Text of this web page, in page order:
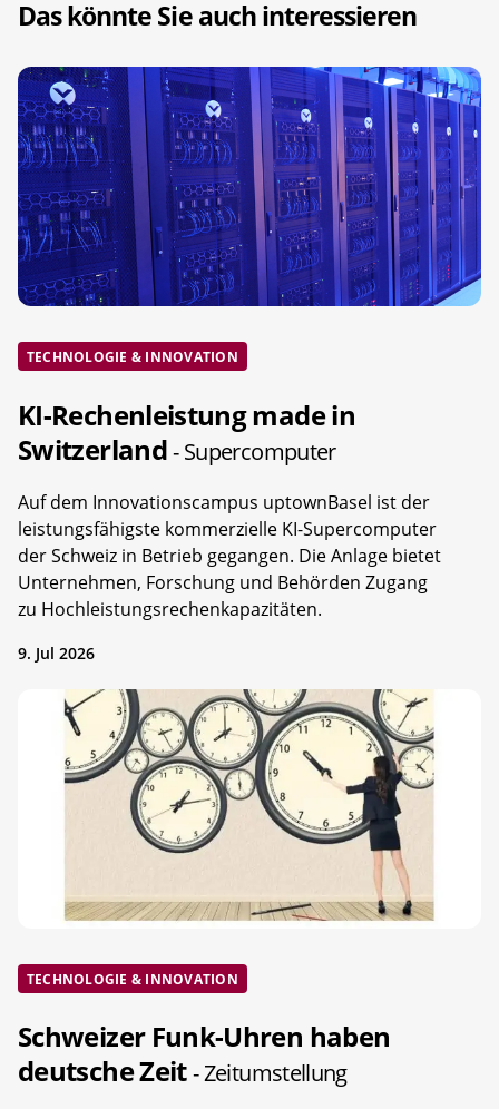
Das könnte Sie auch interessieren
TECHNOLOGIE & INNOVATION
KI-Rechenleistung made in
Switzerland- Supercomputer
Auf dem Innovationscampus uptownBasel ist der
leistungsfähigste kommerzielle KI-Supercomputer
der Schweiz in Betrieb gegangen. Die Anlage bietet
Unternehmen, Forschung und Behörden Zugang
zu Hochleistungsrechenkapazitäten.
9. Jul 2026
TECHNOLOGIE & INNOVATION
Schweizer Funk-Uhren haben
deutsche Zeit- Zeitumstellung